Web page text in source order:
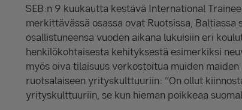
SEB:n 9 kuukautta kestävä International
merkittävässä osassa ovat Ruotsissa,
osallistuneensa vuoden aikana lukuisiin eri
henkilökohtaisesta kehityksestä esimerkiksi
myös oiva tilaisuus verkostoitua muiden
ruotsalaiseen yrityskulttuuriin: “On ollut
yrityskulttuuriin, se kun hieman poikkeaa